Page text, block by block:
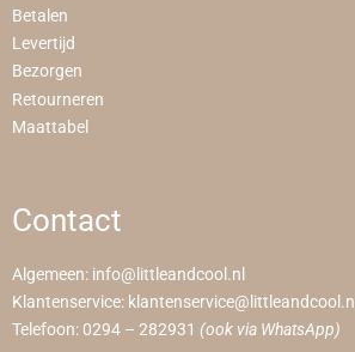
Betalen
Levertijd
Bezorgen
Retourneren
Maattabel
Contact
Algemeen: info@littleandcool.nl
Klantenservice: klantenservice@littleandcool.nl
Telefoon: 0294 – 282931 (ook via WhatsApp)